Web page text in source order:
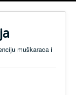
muškaraca i